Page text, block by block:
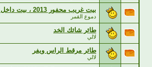
بيت غريب محفور 2013 ، بيت داخل صخرة 2013 ، منزل مميز في ولاية كاليفورنيا
دموع القمر
طائر شائك الخد
لالي
طائر مرقط الراس ويفر
لالي